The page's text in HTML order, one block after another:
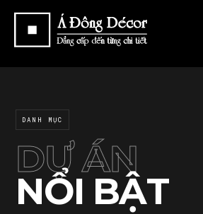
DANH MỤC
DỰ ÁN
NỔI BẬT